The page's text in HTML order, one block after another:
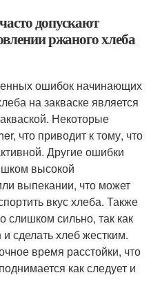
допускают
ржаного хлеба
ошибок начинающих
на закваске является
Некоторые
что приводит к тому, что
Другие ошибки
высокой
выпекании, что может
вкус хлеба. Также
слишком сильно, так как
сделать хлеб жестким.
время расстойки, что
как следует и